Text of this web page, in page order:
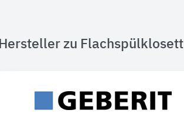
Hersteller zu Flachspülklosett